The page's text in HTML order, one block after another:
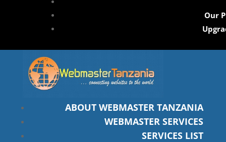
Our
ABOUT WEBMASTER TANZANIA
WEBMASTER SERVICES
SERVICES LIST